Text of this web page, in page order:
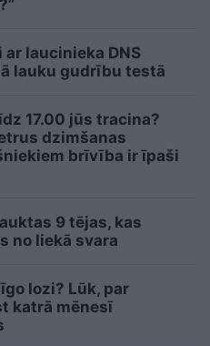
ar laucinieka DNS
lauku gudrību testā
17.00 jūs tracina?
dzimšanas
brīvība ir īpaši
9 tējas, kas
no liekā svara
lozi? Lūk, par
katrā mēnesī